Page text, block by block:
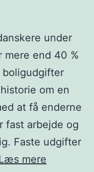
under
mere end 40 %
boligudgifter
om en
at få enderne
fast arbejde og
Faste udgifter
mere